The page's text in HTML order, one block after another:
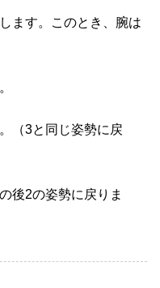
ます。このとき、腕は
（3と同じ姿勢に戻
後2の姿勢に戻りま